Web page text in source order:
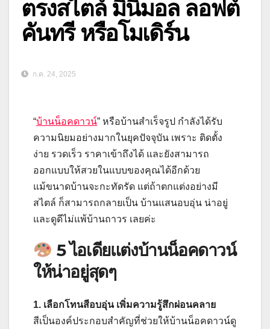
ตรงสไตล์ มินิมอล ลอฟต์
คันทรี หรือโมเดิร์น
ก.ค. 24, 2025
“บ้านน็อคดาวน์” หรือบ้านสำเร็จรูป กำลังได้รับ
ความนิยมอย่างมากในยุคปัจจุบัน เพราะ ติดตั้ง
ง่าย รวดเร็ว ราคาเข้าถึงได้ และยังสามารถ
ออกแบบให้สวยในแบบของคุณได้อีกด้วย
แม้ขนาดบ้านจะกะทัดรัด แต่ถ้าตกแต่งอย่างมี
สไตล์ ก็สามารถกลายเป็น บ้านแสนอบอุ่น น่าอยู่
และดูดีไม่แพ้บ้านถาวร เลยค่ะ
5 ไอเดียแต่งบ้านน็อคดาวน์
ให้น่าอยู่สุดๆ
1. เลือกโทนสีอบอุ่น เพิ่มความรู้สึกผ่อนคลาย
สีเป็นองค์ประกอบสำคัญที่ช่วยให้บ้านน็อคดาวน์ดู